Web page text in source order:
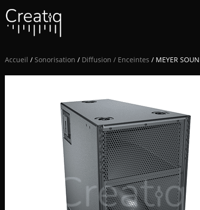
Accueil / Sonorisation / Diffusion / Enceintes / MEYER